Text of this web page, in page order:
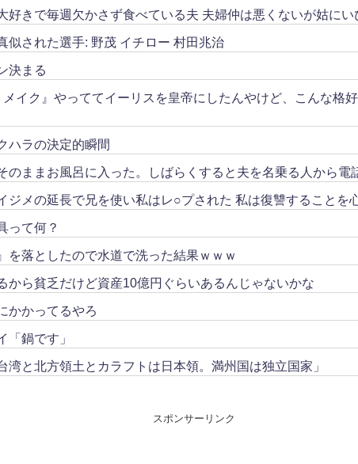
好きで毎週欠かさず食べている夫 夫婦仲は悪くないが姑に
似された選手: 野茂 イチロー 村田兆治
決まる
メイク』やっててイーリスを皇帝にしたんやけど、こんな格
ハラの決定的瞬間
のままお風呂に入った。しばらくすると夫を名乗る人から電
ジメの延長で兄を使い私はレ○プされた 私は復讐することを
って何？
を落としたので水道で洗った結果ｗｗｗ
から貧乏だけど資産10億円ぐらいあるんじゃないかな
かかってるやろ
「鍋です」
湾と北方領土とカラフトは日本領。満州国は独立国家」
スポンサーリンク